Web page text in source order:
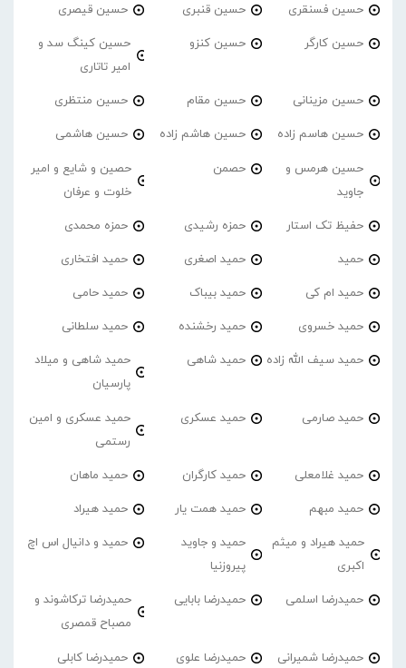
حسین فسنقری حسین قنبری حسین قیصری
حسین کارگر حسین کنزو
حسین کینگ سد و
امیر تاتاری
حسین مزینانی حسین مقام حسین منتظری
حسین هاسم زاده حسین هاشم زاده حسین هاشمی
حسین هرمس و
جاوید
حصمن
حصین و شایع و امیر
خلوت و عرفان
حفیظ تک استار حمزه رشیدی حمزه محمدی
حمید حمید اصغری حمید افتخاری
حمید ام کی حمید بیباک حمید حامی
حمید خسروی حمید رخشنده حمید سلطانی
حمید سیف الله زاده حمید شاهی
حمید شاهی و میلاد
پارسیان
حمید صارمی حمید عسکری
حمید عسکری و امین
رستمی
حمید غلامعلی حمید کارگران حمید ماهان
حمید مبهم حمید همت یار حمید هیراد
حمید هیراد و میثم
اکبری
حمید و جاوید
پیروزنیا
حمید و دانیال اس اچ
حمیدرضا اسلمی حمیدرضا بابایی
حمیدرضا ترکاشوند و
مصباح قمصری
حمیدرضا شمیرانی حمیدرضا علوی حمیدرضا کابلی